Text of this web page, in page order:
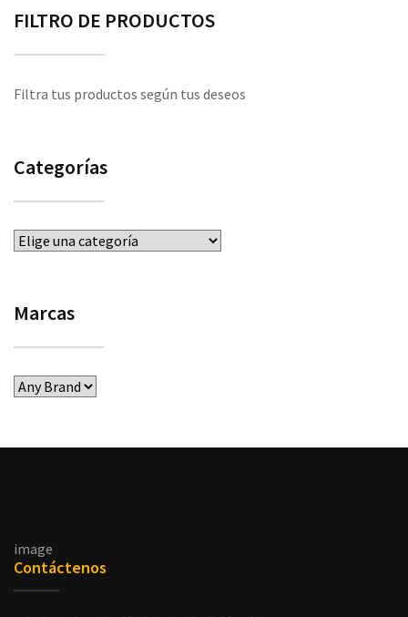
FILTRO DE PRODUCTOS
Filtra tus productos según tus deseos
Categorías
Marcas
image
Contáctenos